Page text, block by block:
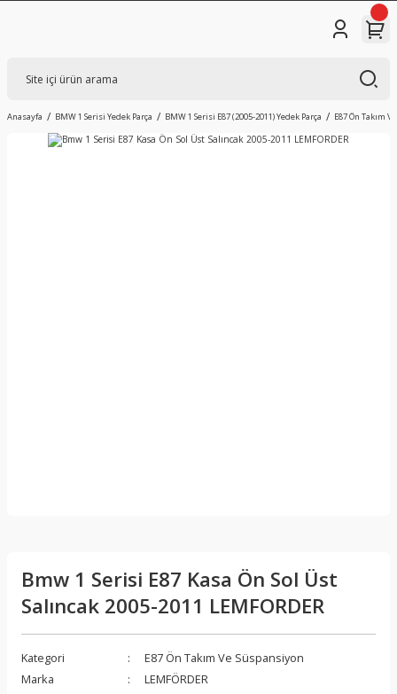
Anasayfa BMW 1 Serisi Yedek Parça BMW 1 Serisi E87 (2005-2011) Yedek Parça E87 Ön Takım
Bmw 1 Serisi E87 Kasa Ön Sol Üst
Salıncak 2005-2011 LEMFORDER
Kategori
E87 Ön Takım Ve Süspansiyon
Marka
LEMFÖRDER